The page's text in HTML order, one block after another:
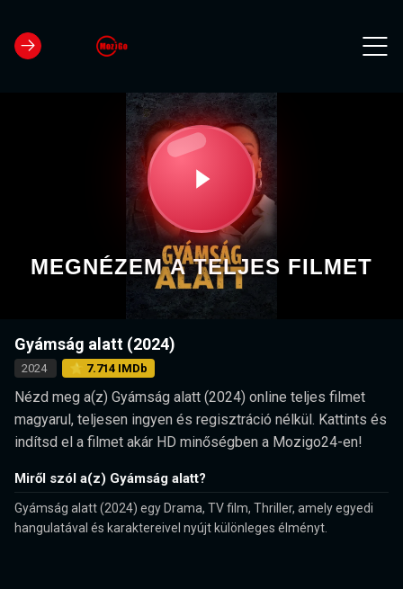
MEGNÉZEM A TELJES FILMET
Gyámság alatt (2024)
2024 ⭐ 7.714 IMDb
Nézd meg a(z) Gyámság alatt (2024) online teljes filmet
magyarul, teljesen ingyen és regisztráció nélkül. Kattints és
indítsd el a filmet akár HD minőségben a Mozigo24-en!
Miről szól a(z) Gyámság alatt?
Gyámság alatt (2024) egy Drama, TV film, Thriller, amely egyedi
hangulatával és karaktereivel nyújt különleges élményt.